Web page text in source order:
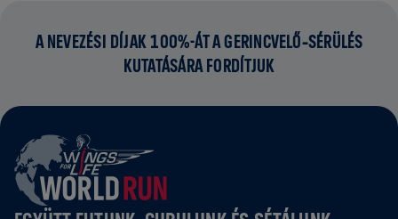
A NEVEZÉSI DÍJAK 100%-ÁT A GERINCVELŐ‑SÉRÜLÉS
KUTATÁSÁRA FORDÍTJUK